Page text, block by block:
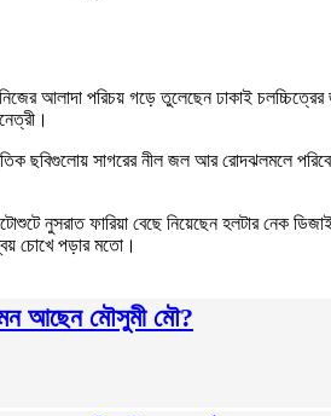
আলাদা পরিচয় গড়ে তুলেছেন ঢাকাই
ছবিগুলোয় সাগরের নীল জল আর রোদঝলমলে
নুসরাত ফারিয়া বেছে নিয়েছেন হলটার নেক
চোখে পড়ার মতো।
আছেন মৌসুমী মৌ?